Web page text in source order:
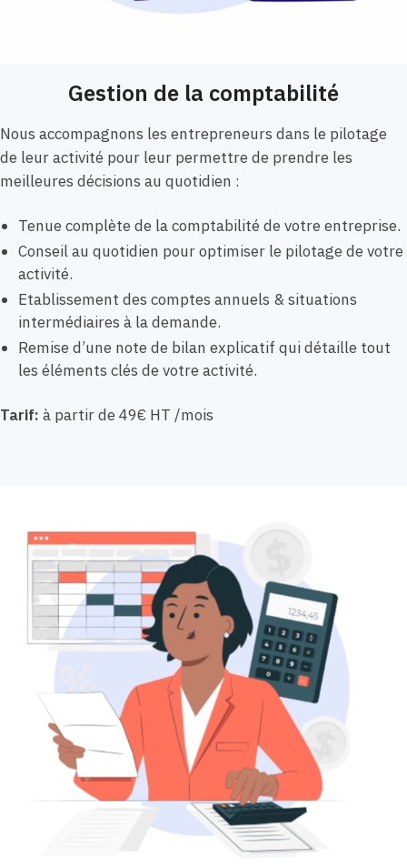
Gestion de la comptabilité
Nous accompagnons les entrepreneurs dans le pilotage
de leur activité pour leur permettre de prendre les
meilleures décisions au quotidien :
Tenue complète de la comptabilité de votre entreprise.
Conseil au quotidien pour optimiser le pilotage de votre
activité.
Etablissement des comptes annuels & situations
intermédiaires à la demande.
Remise d’une note de bilan explicatif qui détaille tout
les éléments clés de votre activité.
Tarif: à partir de 49€ HT /mois